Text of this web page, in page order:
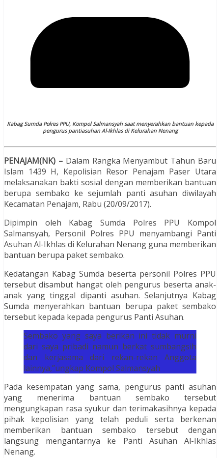
Kabag Sumda Polres PPU, Kompol Salmansyah saat menyerahkan bantuan kepada
pengurus pantiasuhan Al-Ikhlas di Kelurahan Nenang
PENAJAM(NK) –Dalam Rangka Menyambut Tahun Baru
Islam 1439 H, Kepolisian Resor Penajam Paser Utara
melaksanakan bakti sosial dengan memberikan bantuan
berupa sembako ke sejumlah panti asuhan diwilayah
Kecamatan Penajam, Rabu (20/09/2017).
Dipimpin oleh Kabag Sumda Polres PPU Kompol
Salmansyah, Personil Polres PPU menyambangi Panti
Asuhan Al-Ikhlas di Kelurahan Nenang guna memberikan
bantuan berupa paket sembako.
Kedatangan Kabag Sumda beserta personil Polres PPU
tersebut disambut hangat oleh pengurus beserta anak-
anak yang tinggal dipanti asuhan. Selanjutnya Kabag
Sumda menyerahkan bantuan berupa paket sembako
tersebut kepada kepada pengurus Panti Asuhan.
Sembako yang saya berikan ini tidak murni
dari saya pribadi namun berkat sumbangsih
dan kerjasama dari rekan-rekan Anggota
lainnya,”ungkap Kompol Salmansyah
Pada kesempatan yang sama, pengurus panti asuhan
yang menerima bantuan sembako tersebut
mengungkapan rasa syukur dan terimakasihnya kepada
pihak kepolisian yang telah peduli serta berkenan
memberikan bantuan sembako tersebut dengan
langsung mengantarnya ke Panti Asuhan Al-Ikhlas
Nenang.